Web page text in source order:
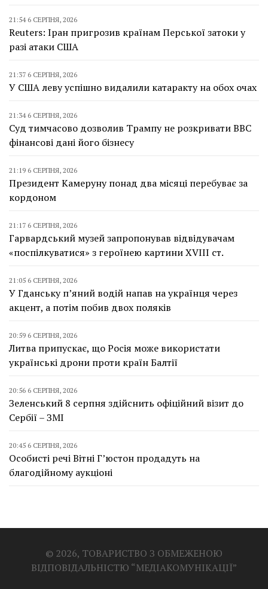
21:54 6 СЕРПНЯ, 2026
Reuters: Іран пригрозив країнам Перської затоки у
разі атаки США
21:37 6 СЕРПНЯ, 2026
У США леву успішно видалили катаракту на обох очах
21:34 6 СЕРПНЯ, 2026
Суд тимчасово дозволив Трампу не розкривати BBC
фінансові дані його бізнесу
21:19 6 СЕРПНЯ, 2026
Президент Камеруну понад два місяці перебуває за
кордоном
21:17 6 СЕРПНЯ, 2026
Гарвардський музей запропонував відвідувачам
«поспілкуватися» з героїнею картини XVIII ст.
21:05 6 СЕРПНЯ, 2026
У Гданську п’яний водій напав на українця через
акцент, а потім побив двох поляків
20:59 6 СЕРПНЯ, 2026
Литва припускає, що Росія може використати
українські дрони проти країн Балтії
20:56 6 СЕРПНЯ, 2026
Зеленський 8 серпня здійснить офіційний візит до
Сербії – ЗМІ
20:45 6 СЕРПНЯ, 2026
Особисті речі Вітні Г’юстон продадуть на
благодійному аукціоні
© 2026, ТОВАРИСТВО З ОБМЕЖЕНОЮ
ВІДПОВІДАЛЬНІСТЮ “МЕДІАКОМУНІКАЦІЇ”